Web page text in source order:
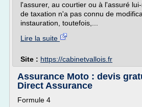
l'assurer, au courtier ou à l'assuré
de taxation n'a pas connu de
instauration, toutefois,...
Lire la suite
Site : https://cabinetvallois.fr
Assurance Moto : devis
Direct Assurance
Formule 4